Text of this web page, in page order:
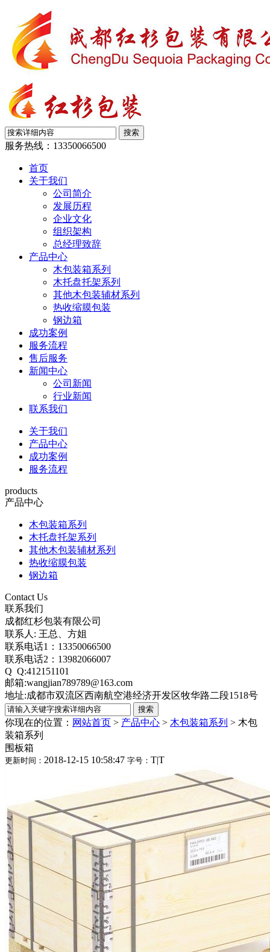
服务热线： 13350066500
首页
关于我们
公司简介
发展历程
企业文化
组织架构
总经理致辞
产品中心
木包装箱系列
木托盘托架系列
其他木包装辅材系列
热收缩膜包装
钢边箱
成功案例
服务流程
售后服务
新闻中心
公司新闻
行业新闻
联系我们
关于我们
产品中心
成功案例
服务流程
products
产品中心
木包装箱系列
木托盘托架系列
其他木包装辅材系列
热收缩膜包装
钢边箱
Contact Us
联系我们
成都红杉包装有限公司
联系人: 王总、方姐
联系电话1：13350066500
联系电话2：13982066007
Q Q:412151101
邮箱:wangjian789789@163.com
地址:成都市双流区西南航空港经济开发区牧华路二段1518号
你现在的位置： 网站首页 > 产品中心 > 木包装箱系列 > 木包
装箱系列
围板箱
更新时间： 2018-12-15 10:58:47 字号： T|T